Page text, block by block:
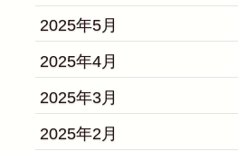
2025年5月
2025年4月
2025年3月
2025年2月